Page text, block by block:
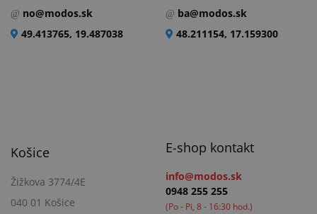
no@modos.sk
49.413765, 19.487038
ba@modos.sk
48.211154, 17.159300
Košice
Žižkova 3774/4E
040 01 Košice
E-shop kontakt
info@modos.sk
0948 255 255
(Po - Pi, 8 - 16:30 hod.)